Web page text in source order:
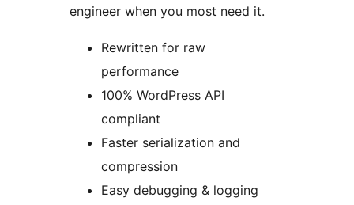
engineer when you most need it.
Rewritten for raw
performance
100% WordPress API
compliant
Faster serialization and
compression
Easy debugging & logging